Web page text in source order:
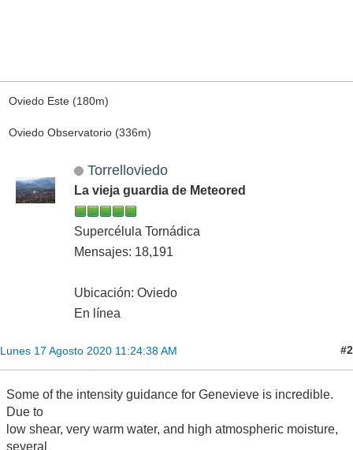
Oviedo Este (180m)
Oviedo Observatorio (336m)
Torrelloviedo
La vieja guardia de Meteored
Supercélula Tornádica
Mensajes: 18,191
Ubicación: Oviedo
En línea
Lunes 17 Agosto 2020 11:24:38 AM #2
Some of the intensity guidance for Genevieve is incredible.
Due to
low shear, very warm water, and high atmospheric moisture,
several